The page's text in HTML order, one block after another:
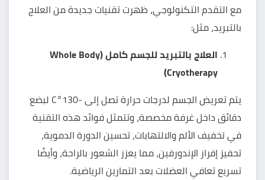
مع التقدم التكنولوجي، ظهرت تقنيات جديدة من العلاج
بالتبريد، مثل:
العلاج بالتبريد للجسم كامل (Whole Body
Cryotherapy)
يتم تعريض الجسم لدرجات حرارة تصل إلى -130°C لبضع
دقائق داخل غرفة مخصصة، وتتمثل فوائد هذه التقنية
في تخفيف الألم والالتهابات، تحسين الدورة الدموية،
تحفيز إفراز الإندورفين، مما يعزز الشعور بالراحة، وأيضًا
تسريع تعافي العضلات بعد التمارين الرياضية.